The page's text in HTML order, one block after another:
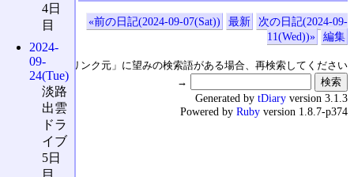
«前の日記(2024-09-07(Sat)) 最新
次の日記(2024-09-
11(Wed))»
編集
↑の「本日のリンク元」に望みの検索語がある場合、再検索してください
→
4日
目
2024-
09-
24(Tue)
淡路
出雲
ドラ
イブ
5日
Generated by tDiary version 3.1.3
Powered by Ruby version 1.8.7-p374